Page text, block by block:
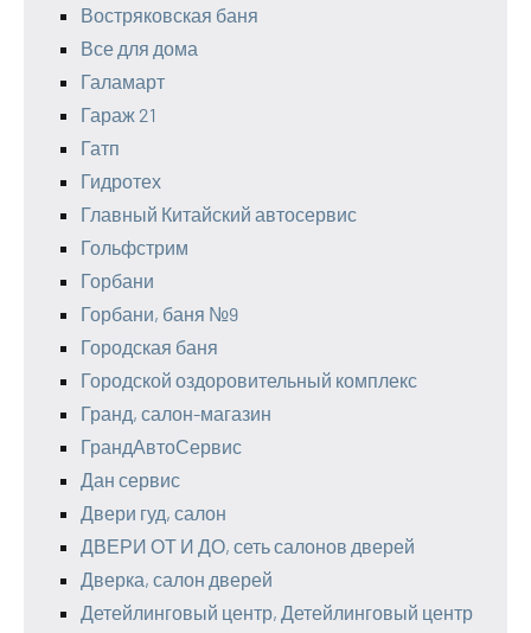
Востряковская баня
Все для дома
Галамарт
Гараж 21
Гатп
Гидротех
Главный Китайский автосервис
Гольфстрим
Горбани
Горбани, баня №9
Городская баня
Городской оздоровительный комплекс
Гранд, салон-магазин
ГрандАвтоСервис
Дан сервис
Двери гуд, салон
ДВЕРИ ОТ И ДО, сеть салонов дверей
Дверка, салон дверей
Детейлинговый центр, Детейлинговый центр